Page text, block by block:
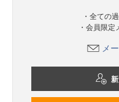
・全ての
・会員限
メ